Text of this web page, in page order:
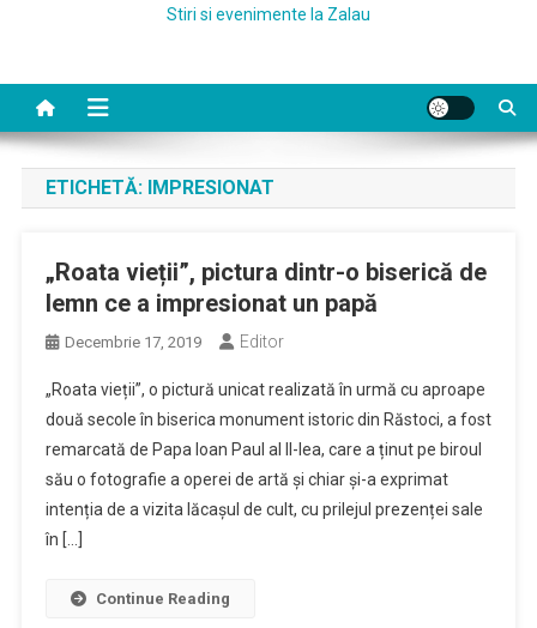
Stiri si evenimente la Zalau
ETICHETĂ: IMPRESIONAT
„Roata vieții”, pictura dintr-o biserică de
lemn ce a impresionat un papă
Decembrie 17, 2019 Editor
„Roata vieții”, o pictură unicat realizată în urmă cu aproape
două secole în biserica monument istoric din Răstoci, a fost
remarcată de Papa Ioan Paul al II-lea, care a ținut pe biroul
său o fotografie a operei de artă și chiar și-a exprimat
intenția de a vizita lăcașul de cult, cu prilejul prezenței sale
în […]
Continue Reading